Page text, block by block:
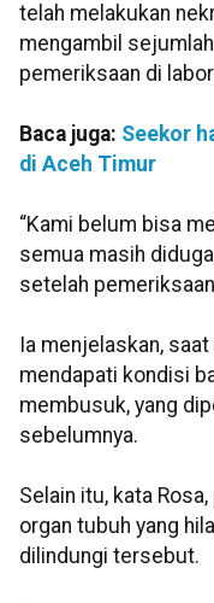
telah melakukan
mengambil
pemeriksaan di
Baca juga: Seekor
di Aceh Timur
“Kami belum bisa
semua masih
setelah
Ia menjelaskan,
mendapati kondisi
membusuk, yang
sebelumnya.
Selain itu, kata
organ tubuh yang
dilindungi tersebut.